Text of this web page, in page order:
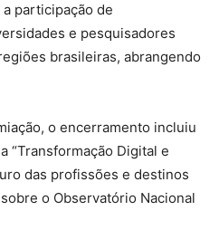
participação de
e pesquisadores
brasileiras, abrangendo
o encerramento incluiu
“Transformação Digital e
das profissões e destinos
o Observatório Nacional